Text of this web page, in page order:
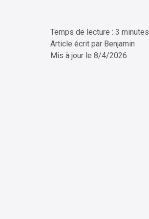
Temps de lecture : 3 minutes
Article écrit par Benjamin
Mis à jour le 8/4/2026